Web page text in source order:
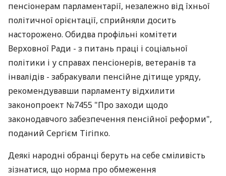
пенсіонерам парламентарії, незалежно від їхньої
політичної орієнтації, сприйняли досить
насторожено. Обидва профільні комітети
Верховної Ради - з питань праці і соціальної
політики і у справах пенсіонерів, ветеранів та
інвалідів - забракували пенсійне дітище уряду,
рекомендувавши парламенту відхилити
законопроект №7455 "Про заходи щодо
законодавчого забезпечення пенсійної реформи",
поданий Сергієм Тігіпко.
Деякі народні обранці беруть на себе сміливість
зізнатися, що норма про обмеження